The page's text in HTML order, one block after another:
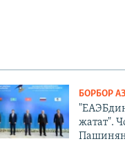
БОРБОР
жатат".